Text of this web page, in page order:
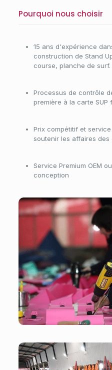
Pourquoi nous choisir
15 ans d'expérience
construction de Stand
course, planche de surf.
Processus de contrôle
première à la carte SUP
Prix compétitif et
soutenir les affaires des
Service Premium OEM
conception